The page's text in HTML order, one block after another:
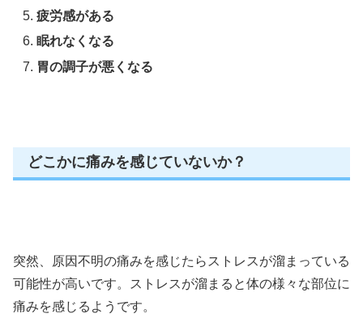
疲労感がある
眠れなくなる
胃の調子が悪くなる
どこかに痛みを感じていないか？
突然、原因不明の痛みを感じたらストレスが溜まっている
可能性が高いです。ストレスが溜まると体の様々な部位に
痛みを感じるようです。